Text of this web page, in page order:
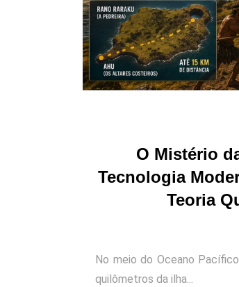
O Mistério
Tecnologia
Teoria
No meio do Oceano
quilômetros da ilha...